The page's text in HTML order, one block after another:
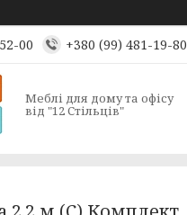
00 +380 (99) 481-19-80
Меблі для дому та офісу
від "12 Стільців"